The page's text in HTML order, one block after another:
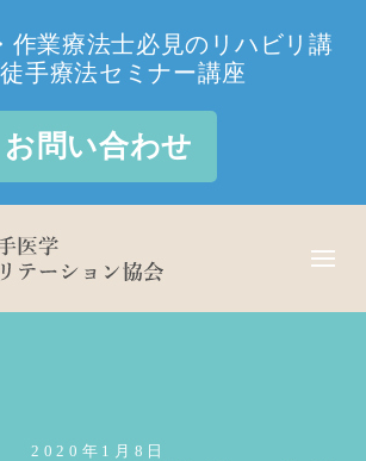
作業療法士必見のリハビリ講
手療法セミナー講座
お問い合わせ
2020年1月8日